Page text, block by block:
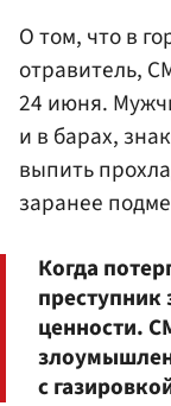
О том, что в
отравитель,
24 июня.
и в барах,
выпить
заранее
Когда
преступник
ценности.
с